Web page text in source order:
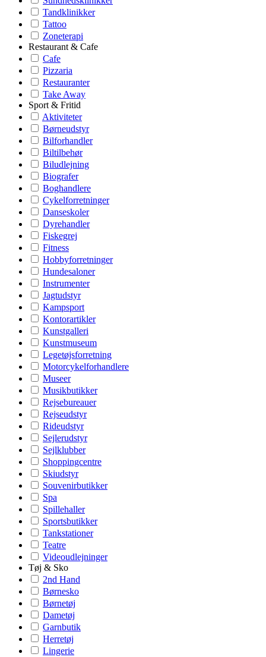
Tandklinikker
Tattoo
Zoneterapi
Restaurant & Cafe
Cafe
Pizzaria
Restauranter
Take Away
Sport & Fritid
Aktiviteter
Børneudstyr
Bilforhandler
Biltilbehør
Biludlejning
Biografer
Boghandlere
Cykelforretninger
Danseskoler
Dyrehandler
Fiskegrej
Fitness
Hobbyforretninger
Hundesaloner
Instrumenter
Jagtudstyr
Kampsport
Kontorartikler
Kunstgalleri
Kunstmuseum
Legetøjsforretning
Motorcykelforhandlere
Museer
Musikbutikker
Rejsebureauer
Rejseudstyr
Rideudstyr
Sejlerudstyr
Sejlklubber
Shoppingcentre
Skiudstyr
Souvenirbutikker
Spa
Spillehaller
Sportsbutikker
Tankstationer
Teatre
Videoudlejninger
Tøj & Sko
2nd Hand
Børnesko
Børnetøj
Dametøj
Garnbutik
Herretøj
Lingerie